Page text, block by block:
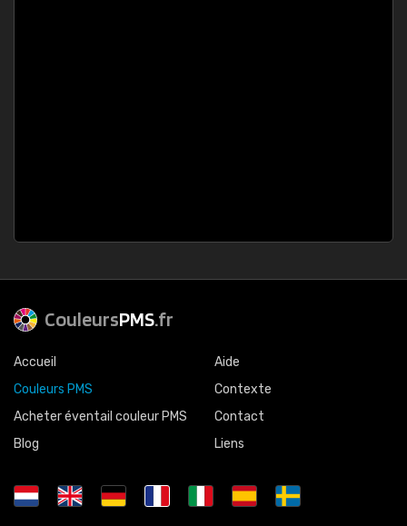
CouleursPMS.fr
Accueil
Couleurs PMS
Acheter éventail couleur PMS
Blog
Aide
Contexte
Contact
Liens